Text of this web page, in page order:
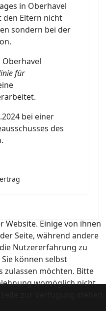
in Oberhavel
den Eltern nicht
sondern bei der
für
bei einer
des
Website. Einige von ihnen
Seite, während andere
Nutzererfahrung zu
können selbst
zulassen möchten. Bitte
womöglich nicht